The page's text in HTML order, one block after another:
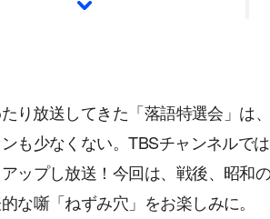
り放送してきた「落語特選会」は
も少なくない。TBSチャンネルで
ップし放送！今回は、戦後、昭和
な噺「ねずみ穴」をお楽しみに。